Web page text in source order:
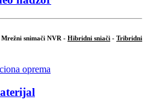
Mrežni snimači NVR - Hibridni sniači - Tribridni